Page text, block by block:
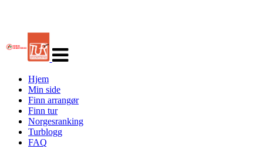
navigasjon
Hjem
Min side
Finn arrangør
Finn tur
Norgesranking
Turblogg
FAQ